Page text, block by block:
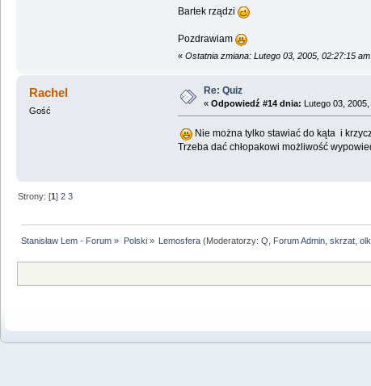
Bartek rządzi
Pozdrawiam
« Ostatnia zmiana: Lutego 03, 2005, 02:27:15
Rachel
Gość
Re: Quiz
« Odpowiedź #14 dnia: Lutego 03,
Nie można tylko stawiać do kąta i
Trzeba dać chłopakowi możliwość
Strony: [1]2 3
Stanisław Lem - Forum » Polski» Lemosfera(Moderatorzy: Q Forum Admin, skrzat,